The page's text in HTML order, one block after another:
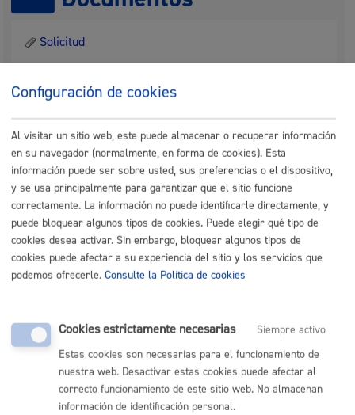
Solicitud
Descripción del trámite
Este trámite sirve para aportar documentación a un
expediente.
Quién lo puede solicitar
Puedes autorizar a otra persona para que realice
este trámite en tu nombre rellenando esta
autorización de representación.
Si quieres otorgar una representación más duradera
Configuración de cookies
Al visitar un sitio web, este puede almacenar o recuperar información
en su navegador (normalmente, en forma de cookies). Esta
información puede ser sobre usted, sus preferencias o el dispositivo,
y se usa principalmente para garantizar que el sitio funcione
correctamente. La información no puede identificarle directamente, y
puede bloquear algunos tipos de cookies. Puede elegir qué tipo de
cookies desea activar. Sin embargo, bloquear algunos tipos de
cookies puede afectar a su experiencia del sitio y los servicios que
podemos ofrecerle. Consulte la Política de cookies
Cookies estrictamente necesarias
Siempre activo
Estas cookies son necesarias para el funcionamiento de
nuestra web. Desactivar estas cookies puede afectar al
correcto funcionamiento de este sitio web. No almacenan
información de identificación personal.